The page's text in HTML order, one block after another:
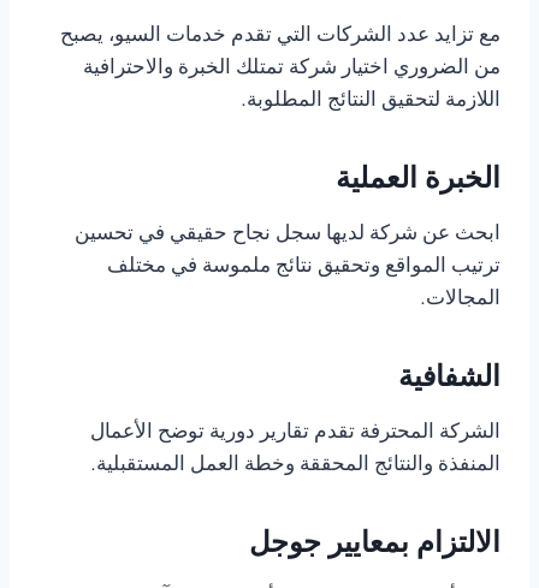
مع تزايد عدد الشركات التي تقدم خدمات السيو، يصبح
من الضروري اختيار شركة تمتلك الخبرة والاحترافية
اللازمة لتحقيق النتائج المطلوبة.
الخبرة العملية
ابحث عن شركة لديها سجل نجاح حقيقي في تحسين
ترتيب المواقع وتحقيق نتائج ملموسة في مختلف
المجالات.
الشفافية
الشركة المحترفة تقدم تقارير دورية توضح الأعمال
المنفذة والنتائج المحققة وخطة العمل المستقبلية.
الالتزام بمعايير جوجل